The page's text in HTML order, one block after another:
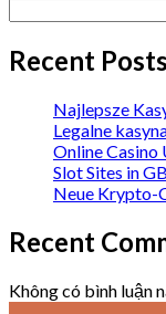
Recent Posts
Najlepsze
Legalne
Online Casino
Slot Sites in
Neue Krypto-
Recent
Không có bình luận